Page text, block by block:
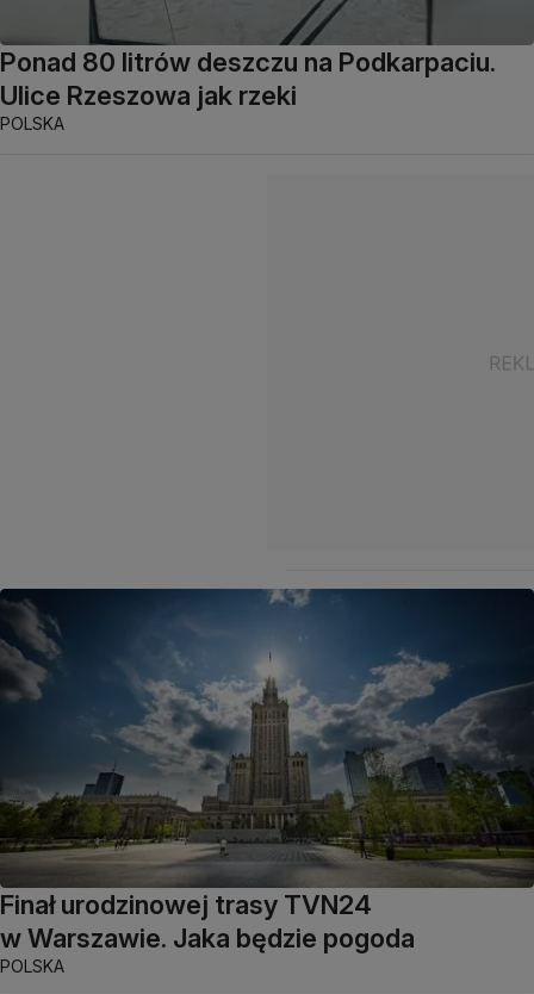
Ponad 80 litrów deszczu na Podkarpaciu.
Ulice Rzeszowa jak rzeki
POLSKA
Finał urodzinowej trasy TVN24
w Warszawie. Jaka będzie pogoda
POLSKA